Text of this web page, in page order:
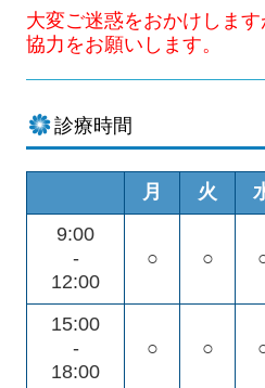
大変ご迷惑をおかけしま
協力をお願いします。
診療時間
月 火
9:00
-
12:00
○ ○
15:00
-
18:00
○ ○